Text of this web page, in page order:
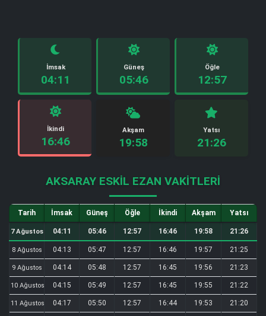
İmsak
04:11
Güneş
05:46
Öğle
12:57
İkindi
16:46
Akşam
19:58
Yatsı
21:26
AKSARAY ESKIL EZAN VAKITLERI
Tarih İmsak Güneş Öğle İkindi Akşam Yatsı
7 Ağustos 04:11 05:46 12:57 16:46 19:58 21:26
8 Ağustos 04:13 05:47 12:57 16:46 19:57 21:25
9 Ağustos 04:14 05:48 12:57 16:45 19:56 21:23
10 Ağustos 04:15 05:49 12:57 16:45 19:55 21:22
11 Ağustos 04:17 05:50 12:57 16:44 19:53 21:20